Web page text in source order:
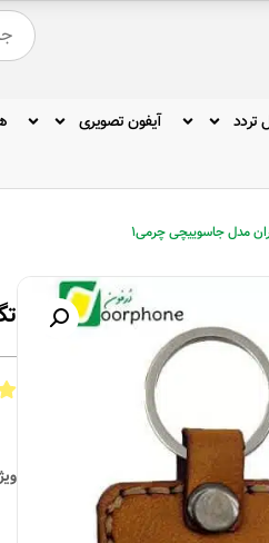
تردد آیفون تصویری
مدل جاسوییچی چرمی1